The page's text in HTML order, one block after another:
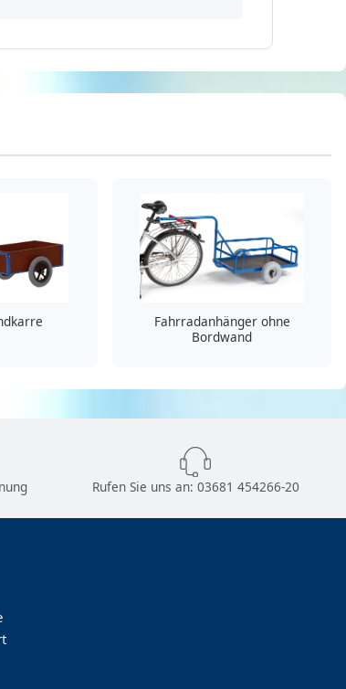
Fahrradanhänger ohne
Bordwand
Rufen Sie uns an: 03681 454266-20